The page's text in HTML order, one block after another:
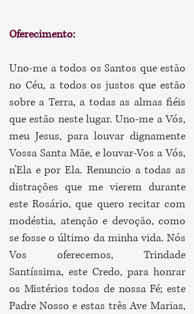
Oferecimento:
Uno-me a todos os Santos que estão
no Céu, a todos os justos que estão
sobre a Terra, a todas as almas fiéis
que estão neste lugar. Uno-me a Vós,
meu Jesus, para louvar dignamente
Vossa Santa Mãe, e louvar-Vos a Vós,
n'Ela e por Ela. Renuncio a todas as
distrações que me vierem durante
este Rosário, que quero recitar com
modéstia, atenção e devoção, como
se fosse o último da minha vida. Nós
Vos oferecemos, Trindade
Santíssima, este Credo, para honrar
os Mistérios todos de nossa Fé; este
Padre Nosso e estas três Ave Marias,